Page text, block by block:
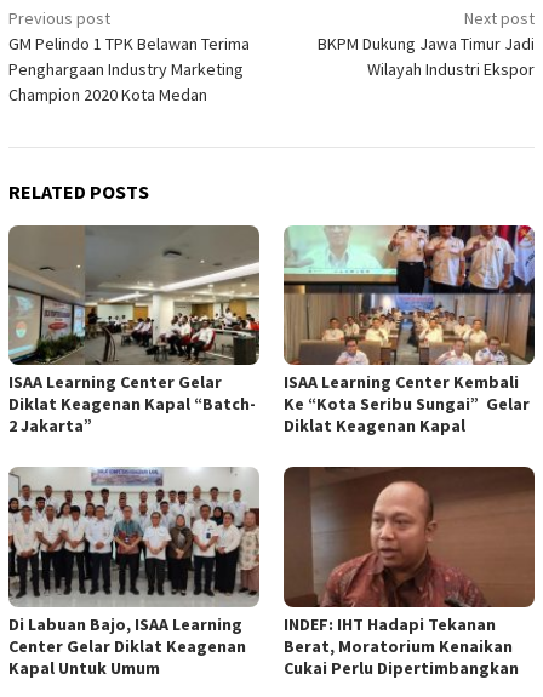
Post
navigation
Previous post
GM Pelindo 1 TPK Belawan Terima
Penghargaan Industry Marketing
Champion 2020 Kota Medan
Next post
BKPM Dukung Jawa Timur Jadi
Wilayah Industri Ekspor
RELATED POSTS
ISAA Learning Center Gelar
Diklat Keagenan Kapal “Batch-
2 Jakarta”
ISAA Learning Center Kembali
Ke “Kota Seribu Sungai” Gelar
Diklat Keagenan Kapal
Di Labuan Bajo, ISAA Learning
Center Gelar Diklat Keagenan
Kapal Untuk Umum
INDEF: IHT Hadapi Tekanan
Berat, Moratorium Kenaikan
Cukai Perlu Dipertimbangkan